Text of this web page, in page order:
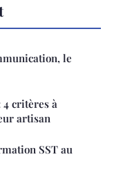
le
critères à
artisan
SST au